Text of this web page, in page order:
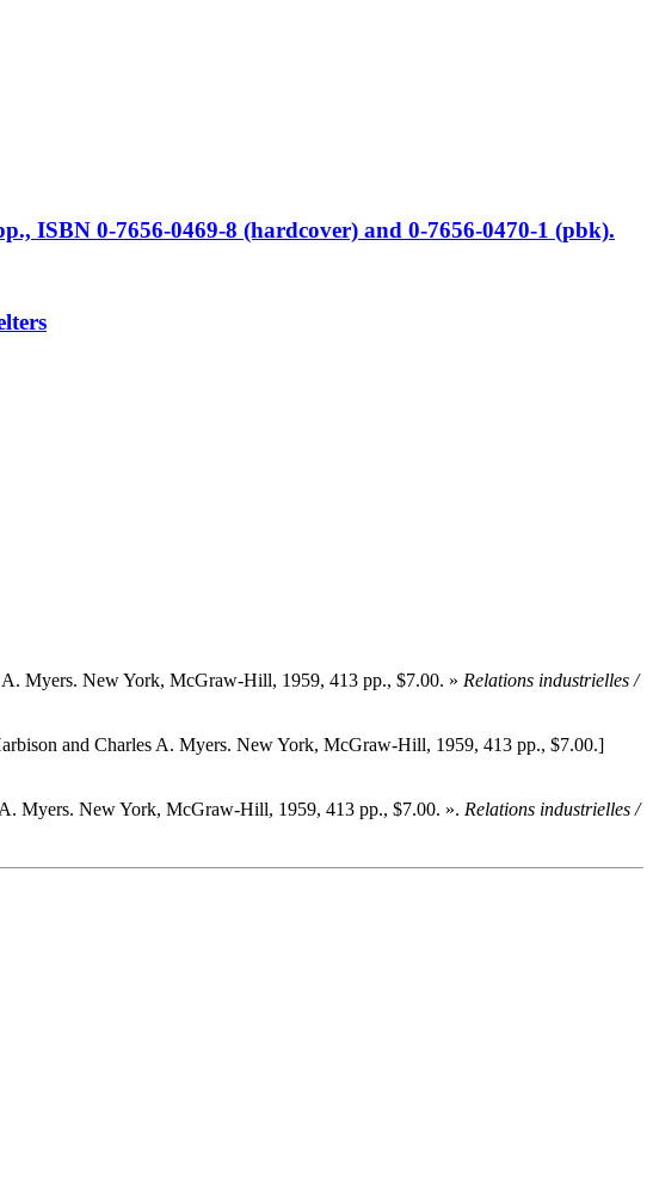
ISBN 0-7656-0469-8 (hardcover) and 0-7656-0470-1 (pbk).
Myers. New York, McGraw-Hill, 1959, 413 pp., $7.00. » Relations industrielles /
and Charles A. Myers. New York, McGraw-Hill, 1959, 413 pp., $7.00.]
Myers. New York, McGraw-Hill, 1959, 413 pp., $7.00. ». Relations industrielles /